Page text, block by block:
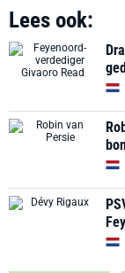
Lees ook: